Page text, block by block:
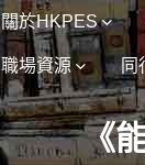
關於HKPES
職場資源 同
《